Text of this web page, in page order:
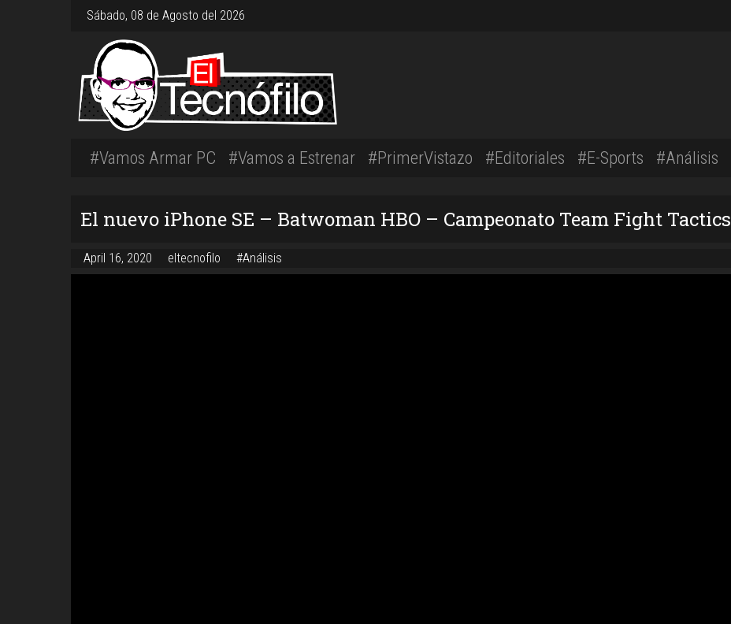
Sábado, 08 de Agosto del 2026
#Vamos Armar PC #Vamos a Estrenar #PrimerVistazo #Editoriales #E-Sports #Análisis
El nuevo iPhone SE – Batwoman HBO – Campeonato Team Fight Tactics
April 16, 2020 eltecnofilo #Análisis